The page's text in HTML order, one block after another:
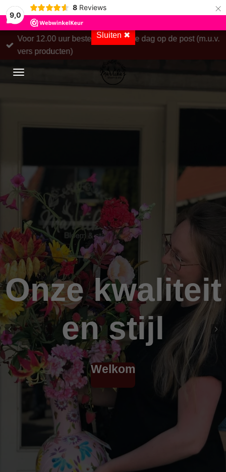
9,0
8 Reviews ×
Voor 12.00 uur besteld = de zelfde dag op de post (m.u.v.
vers producten)
Onze kwaliteit
en stijl
Welkom
Sluiten ✖